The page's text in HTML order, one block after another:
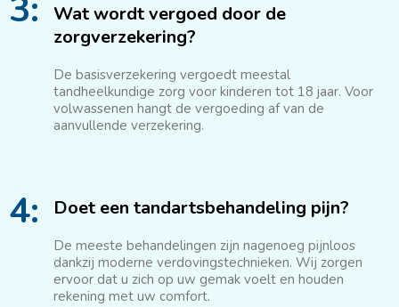
3:
Wat wordt vergoed door de
zorgverzekering?
De basisverzekering vergoedt meestal
tandheelkundige zorg voor kinderen tot 18 jaar. Voor
volwassenen hangt de vergoeding af van de
aanvullende verzekering.
4: Doet een tandartsbehandeling pijn?
De meeste behandelingen zijn nagenoeg pijnloos
dankzij moderne verdovingstechnieken. Wij zorgen
ervoor dat u zich op uw gemak voelt en houden
rekening met uw comfort.